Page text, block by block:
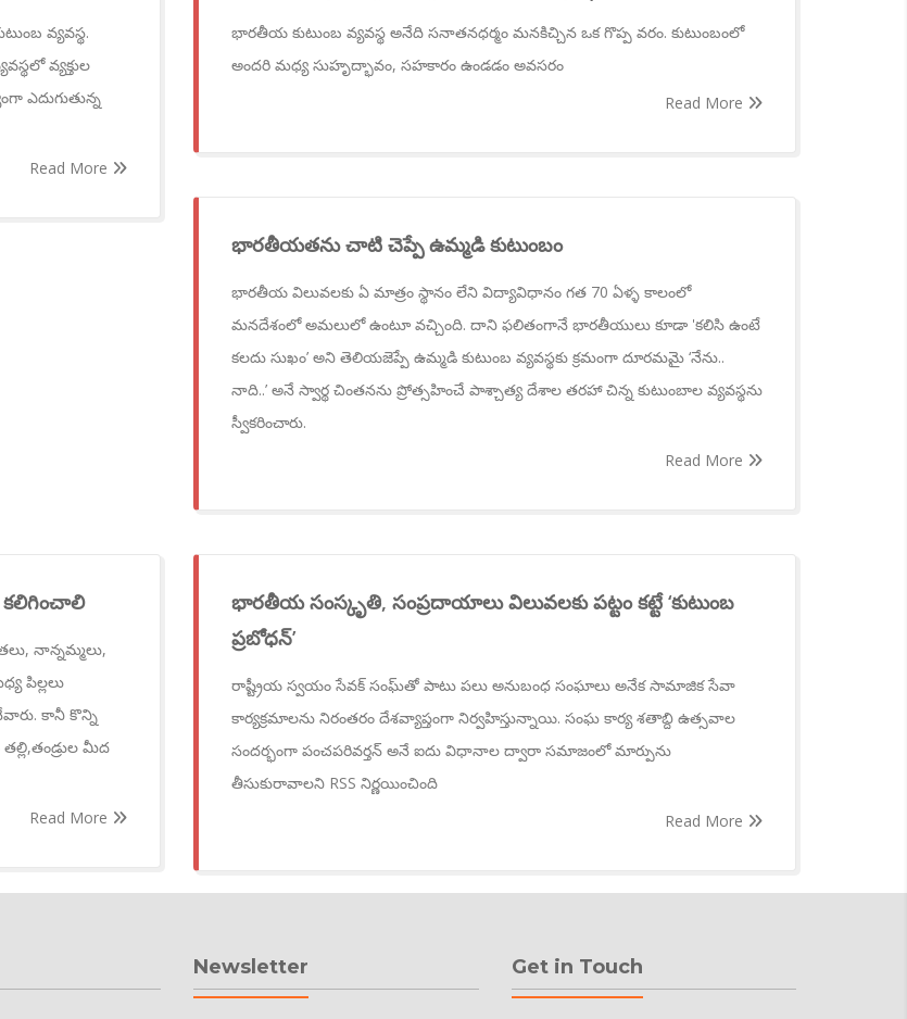
వ్యవస్థ.
వ్యక్తుల
ఎదుగుతున్న
Read More
భారతీయ కుటుంబ వ్యవస్థ అనేది సనాతనధర్మం మనకిచ్చిన ఒక గొప్ప వరం. కుటుంబంలో
అందరి మధ్య సుహృద్భావం, సహకారం ఉండడం అవసరం
Read More
భారతీయతను చాటి చెప్పే ఉమ్మడి కుటుంబం
భారతీయ విలువలకు ఏ మాత్రం స్థానం లేని విద్యావిధానం గత 70 ఏళ్ళ కాలంలో
మనదేశంలో అమలులో ఉంటూ వచ్చింది. దాని ఫలితంగానే భారతీయులు కూడా 'కలిసి ఉంటే
కలదు సుఖం’ అని తెలియజెప్పే ఉమ్మడి కుటుంబ వ్యవస్థకు క్రమంగా దూరమమై ‘నేను..
నాది..’ అనే స్వార్థ చింతనను ప్రోత్సహించే పాశ్చాత్య దేశాల తరహా చిన్న కుటుంబాల వ్యవస్థను
స్వీకరించారు.
Read More
కలిగించాలి
నాన్నమ్మలు,
పిల్లలు
కానీ కొన్ని
మీద
Read More
భారతీయ సంస్కృతి, సంప్రదాయాలు విలువలకు పట్టం కట్టే ‘కుటుంబ
ప్రబోధన్’
రాష్ట్రీయ స్వయం సేవక్ సంఘ్‌తో పాటు పలు అనుబంధ సంఘాలు అనేక సామాజిక సేవా
కార్యక్రమాలను నిరంతరం దేశవ్యాప్తంగా నిర్వహిస్తున్నాయి. సంఘ కార్య శతాబ్ది ఉత్సవాల
సందర్భంగా పంచపరివర్తన్ అనే ఐదు విధానాల ద్వారా సమాజంలో మార్పును
తీసుకురావాలని RSS నిర్ణయించింది
Read More
Newsletter Get in Touch